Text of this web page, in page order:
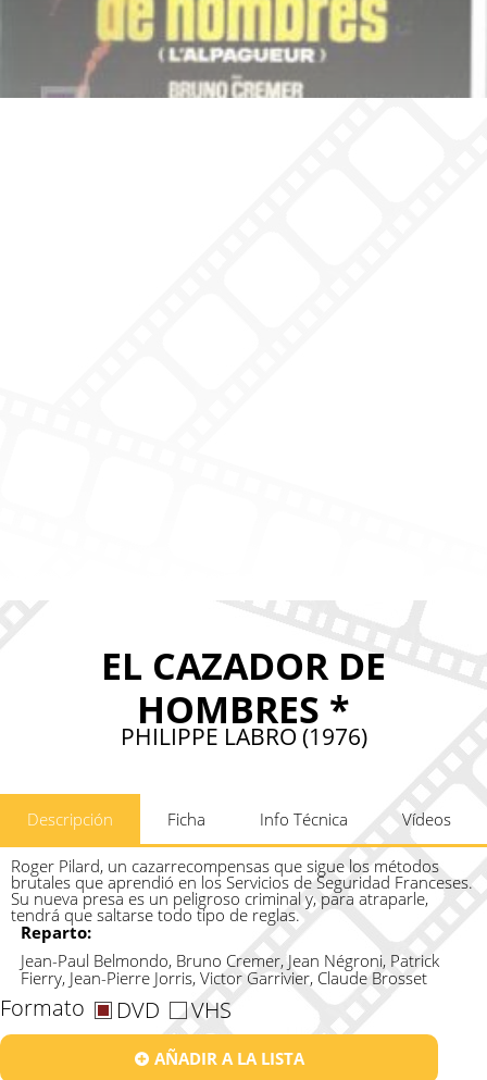
EL CAZADOR DE
HOMBRES *
PHILIPPE LABRO (1976)
Descripción Ficha Info Técnica Vídeos
Roger Pilard, un cazarrecompensas que sigue los métodos
brutales que aprendió en los Servicios de Seguridad Franceses.
Su nueva presa es un peligroso criminal y, para atraparle,
tendrá que saltarse todo tipo de reglas.
Reparto:
Jean-Paul Belmondo, Bruno Cremer, Jean Négroni, Patrick
Fierry, Jean-Pierre Jorris, Victor Garrivier, Claude Brosset
Formato DVD VHS
AÑADIR A LA LISTA